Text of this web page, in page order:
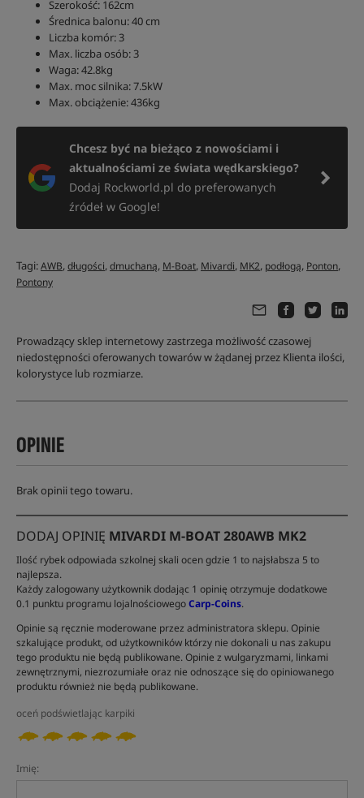
Szerokość: 162cm
Średnica balonu: 40 cm
Liczba komór: 3
Max. liczba osób: 3
Waga: 42.8kg
Max. moc silnika: 7.5kW
Max. obciążenie: 436kg
Chcesz być na bieżąco z nowościami i
aktualnościami ze świata wędkarskiego?
Dodaj Rockworld.pl do preferowanych
źródeł w Google!
Tagi:AWB,długości,dmuchaną, M-Boat, Mivardi, MK2, podłogą, Ponton,
Pontony
Prowadzący sklep internetowy zastrzega możliwość czasowej
niedostępności oferowanych towarów w żądanej przez Klienta ilości,
kolorystyce lub rozmiarze.
OPINIE
Brak opinii tego towaru.
DODAJ OPINIĘ MIVARDI M-BOAT 280AWB MK2
Ilość rybek odpowiada szkolnej skali ocen gdzie 1 to najsłabsza 5 to
najlepsza.
Każdy zalogowany użytkownik dodając 1 opinię otrzymuje dodatkowe
0.1 punktu programu lojalnościowegoCarp-Coins.
Opinie są ręcznie moderowane przez administratora sklepu. Opinie
szkalujące produkt, od użytkowników którzy nie dokonali u nas zakupu
tego produktu nie będą publikowane. Opinie z wulgaryzmami, linkami
zewnętrznymi, niezrozumiałe oraz nie odnoszące się do opiniowanego
produktu również nie będą publikowane.
oceń podświetlając karpiki
Imię: